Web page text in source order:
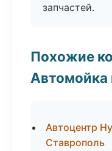
запчастей.
Похожие
Автомойка
Автоцентр
Ставрополь